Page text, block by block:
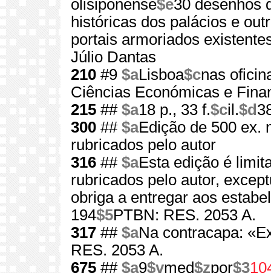
olisiponense$e30 desenhos
históricas dos palácios e
portais armoriados
Júlio Dantas
210 #9 $aLisboa$cnas
Ciências Económicas e
215 ## $a18 p., 33 f.$cil.$d
300 ## $aEdição de 500 ex.
rubricados pelo autor
316 ## $aEsta edição é
rubricados pelo autor,
obriga a entregar aos
194$5PTBN: RES. 2053 A.
317 ## $aNa contracapa:
RES. 2053 A.
675 ## $a9$vmed$zpor$3